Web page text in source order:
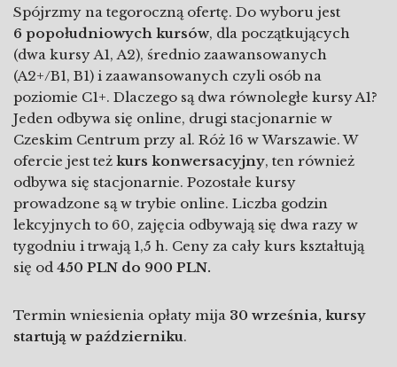
Spójrzmy na tegoroczną ofertę. Do wyboru jest
6 popołudniowych kursów, dla początkujących
(dwa kursy A1, A2), średnio zaawansowanych
(A2+/B1, B1) i zaawansowanych czyli osób na
poziomie C1+. Dlaczego są dwa równoległe kursy A1?
Jeden odbywa się online, drugi stacjonarnie w
Czeskim Centrum przy al. Róż 16 w Warszawie. W
ofercie jest też kurs konwersacyjny, ten również
odbywa się stacjonarnie. Pozostałe kursy
prowadzone są w trybie online. Liczba godzin
lekcyjnych to 60, zajęcia odbywają się dwa razy w
tygodniu i trwają 1,5 h. Ceny za cały kurs kształtują
się od 450 PLN do 900 PLN.
Termin wniesienia opłaty mija 30 września, kursy
startują w październiku.